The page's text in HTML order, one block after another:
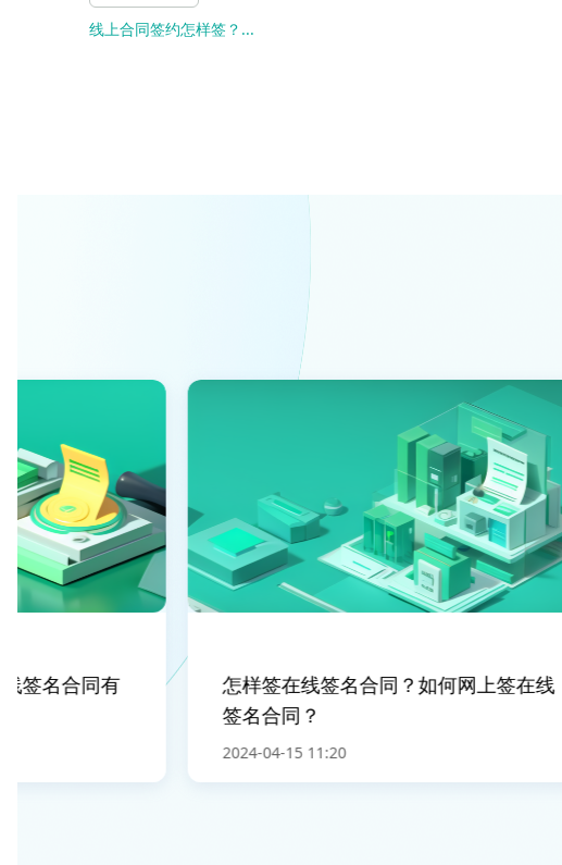
线上合同签约怎样签？...
名合同有
怎样签在线签名合同？如何网上签在线
签名合同？
2024-04-15 11:20